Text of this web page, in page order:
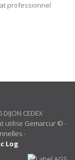
professionnel
CEDEX
utilise Gemarcur © -
-
Log